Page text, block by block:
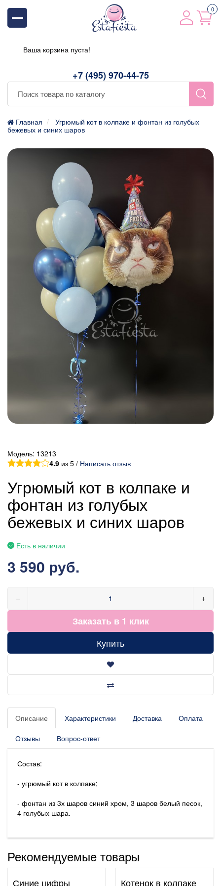
+7 (495) 970-44-75
0
Ваша корзина пуста!
Главная
Угрюмый кот в колпаке и фонтан из голубых
бежевых и синих шаров
Модель: 13213
4.9 из 5 / Написать отзыв
Угрюмый кот в колпаке и
фонтан из голубых
бежевых и синих шаров
Есть в наличии
3 590 руб.
− +
Заказать в 1 клик
Купить
Описание Характеристики Доставка Оплата
Отзывы Вопрос-ответ
Состав:
- угрюмый кот в колпаке;
- фонтан из 3х шаров синий хром, 3 шаров белый песок,
4 голубых шара.
Рекомендуемые товары
Синие цифры Котенок в колпаке